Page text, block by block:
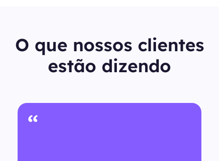
O que nossos clientes
estão dizendo
“